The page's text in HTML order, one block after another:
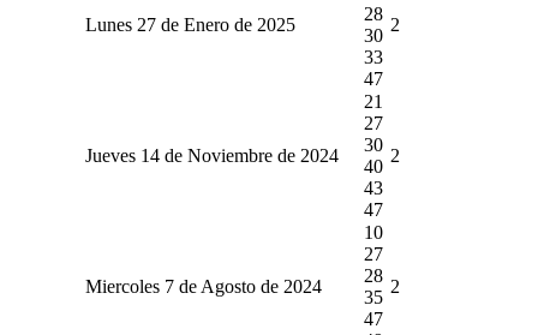
Lunes 27 de Enero de 2025
28
30
33
47
2
Jueves 14 de Noviembre de 2024
21
27
30
40
43
47
2
Miercoles 7 de Agosto de 2024
10
27
28
35
47
2